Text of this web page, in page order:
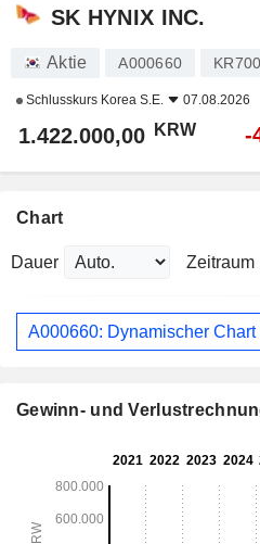
SK HYNIX INC.
Aktie A000660
Schlusskurs Korea S.E. 07.08.2026
1.422.000,00 KRW -
Chart
Dauer Zeitraum
A000660: Dynamischer Chart
Gewinn- und